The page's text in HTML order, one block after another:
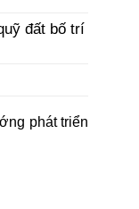
đất bố trí
phát triển